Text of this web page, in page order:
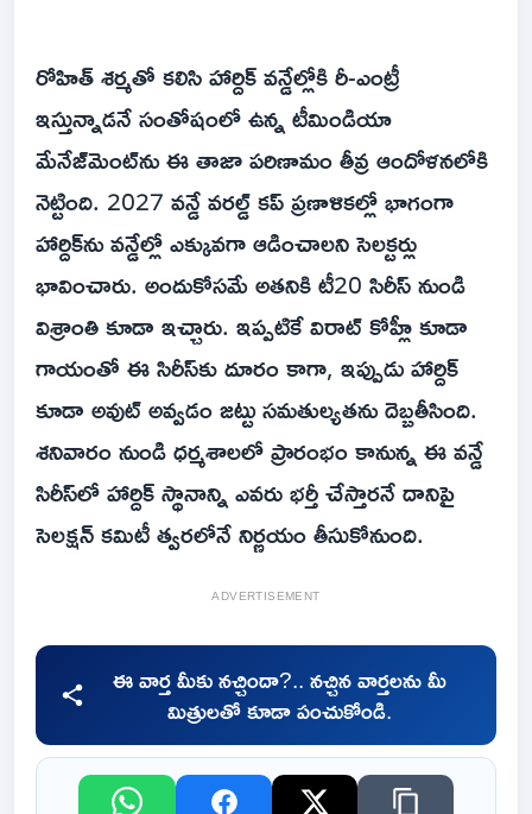
రోహిత్ శర్మతో కలిసి హార్దిక్ వన్డేల్లోకి రీ-ఎంట్రీ
ఇస్తున్నాడనే సంతోషంలో ఉన్న టీమిండియా
మేనేజ్‌మెంట్‌ను ఈ తాజా పరిణామం తీవ్ర ఆందోళనలోకి
నెట్టింది. 2027 వన్డే వరల్డ్ కప్ ప్రణాళికల్లో భాగంగా
హార్దిక్‌ను వన్డేల్లో ఎక్కువగా ఆడించాలని సెలక్టర్లు
భావించారు. అందుకోసమే అతనికి టీ20 సిరీస్ నుండి
విశ్రాంతి కూడా ఇచ్చారు. ఇప్పటికే విరాట్ కోహ్లీ కూడా
గాయంతో ఈ సిరీస్‌కు దూరం కాగా, ఇప్పుడు హార్దిక్
కూడా అవుట్ అవ్వడం జట్టు సమతుల్యతను దెబ్బతీసింది.
శనివారం నుండి ధర్మశాలలో ప్రారంభం కానున్న ఈ వన్డే
సిరీస్‌లో హార్దిక్ స్థానాన్ని ఎవరు భర్తీ చేస్తారనే దానిపై
సెలక్షన్ కమిటీ త్వరలోనే నిర్ణయం తీసుకోనుంది.
ADVERTISEMENT
ఈ వార్త మీకు నచ్చిందా?.. నచ్చిన వార్తలను మీ
మిత్రులతో కూడా పంచుకోండి.